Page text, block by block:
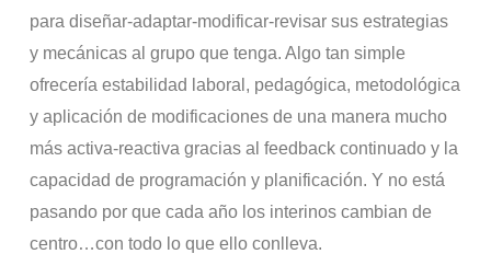
para diseñar-adaptar-modificar-revisar sus estrategias
y mecánicas al grupo que tenga. Algo tan simple
ofrecería estabilidad laboral, pedagógica, metodológica
y aplicación de modificaciones de una manera mucho
más activa-reactiva gracias al feedback continuado y la
capacidad de programación y planificación. Y no está
pasando por que cada año los interinos cambian de
centro…con todo lo que ello conlleva.